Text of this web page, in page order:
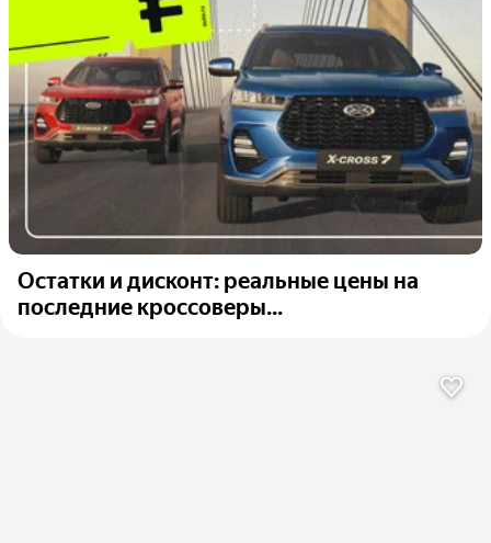
Остатки и дисконт: реальные цены на
последние кроссоверы...